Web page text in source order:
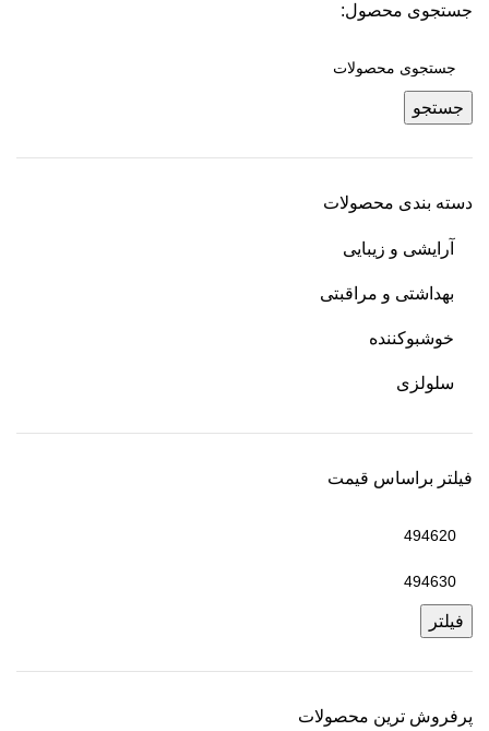
جستجوی محصول:
جستجو
دسته بندی محصولات
آرایشی و زیبایی
بهداشتی و مراقبتی
خوشبوکننده
سلولزی
فیلتر براساس قیمت
فیلتر
پرفروش ترین محصولات